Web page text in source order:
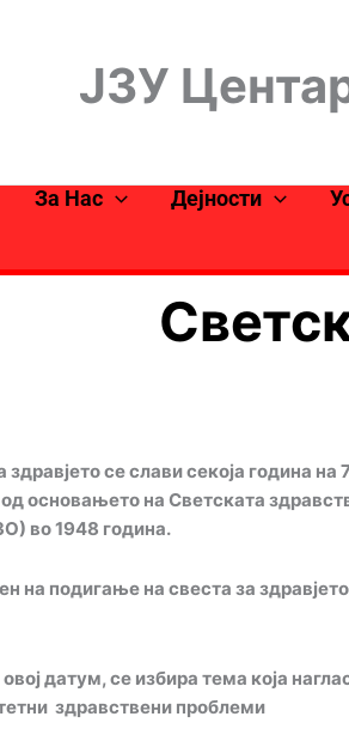
ЈЗУ
За Нас Дејности
се слави секоја година на
основањето на Светската
во 1948 година.
на подигање на свеста за
датум, се избира тема која
здравствени проблеми